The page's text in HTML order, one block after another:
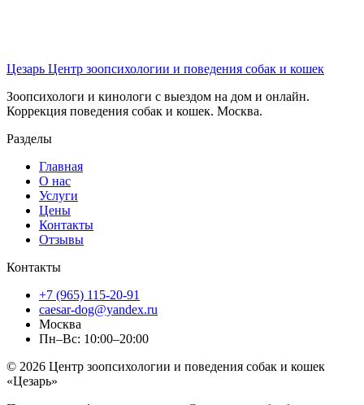
Цезарь Центр зоопсихологии и поведения собак и кошек
Зоопсихологи и кинологи с выездом на дом и онлайн.
Коррекция поведения собак и кошек. Москва.
Разделы
Главная
О нас
Услуги
Цены
Контакты
Отзывы
Контакты
+7 (965) 115-20-91
caesar-dog@yandex.ru
Москва
Пн–Вс: 10:00–20:00
© 2026 Центр зоопсихологии и поведения собак и кошек
«Цезарь»